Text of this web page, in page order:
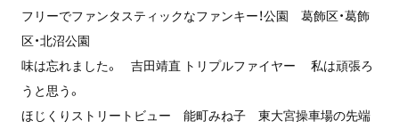
フリーでファンタスティックなファンキー！公園 葛飾区・葛飾
区・北沼公園
味は忘れました。 吉田靖直 トリプルファイヤー 私は頑張ろ
うと思う。
ほじくりストリートビュー 能町みね子 東大宮操車場の先端